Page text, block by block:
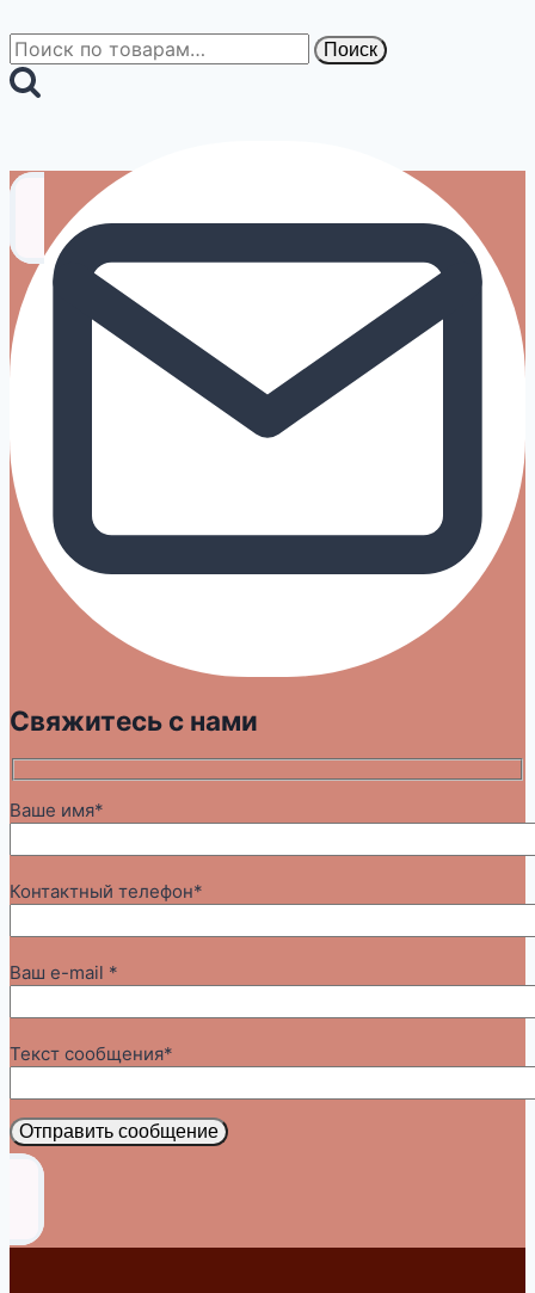
Искать: Поиск
Свяжитесь с нами
Ваше имя*
Контактный телефон*
Ваш e-mail *
Текст сообщения*
Отправить сообщение